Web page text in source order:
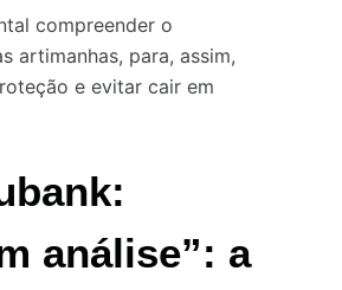
compreender o
artimanhas, para, assim,
e evitar cair em
análise”: a